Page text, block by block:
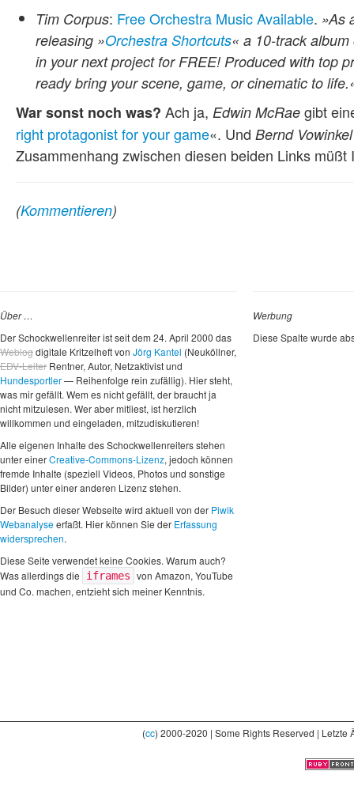
Tim Corpus: Free Orchestra Music Available. »As
releasing »Orchestra Shortcuts« a 10-track
in your next project for FREE! Produced with top
ready bring your scene, game, or cinematic to
War sonst noch was? Ach ja, Edwin McRae gibt
right protagonist for your game«. Und Bernd Vowinkel
Zusammenhang zwischen diesen beiden Links
(Kommentieren)
Über …
Der Schockwellenreiter ist seit dem 24. April 2000 das
Weblogdigitale Kritzelheft von Jörg Kantel (Neuköllner,
EDV-Leiter Rentner, Autor, Netzaktivist und
Hundesportler— Reihenfolge rein zufällig). Hier steht,
was mir gefällt. Wem es nicht gefällt, der braucht ja
nicht mitzulesen. Wer aber mitliest, ist herzlich
willkommen und eingeladen, mitzudiskutieren!
Alle eigenen Inhalte des Schockwellenreiters stehen
unter einerCreative-Commons-Lizenz, jedoch können
fremde Inhalte (speziell Videos, Photos und sonstige
Bilder) unter einer anderen Lizenz stehen.
Der Besuch dieser Webseite wird aktuell von der Piwik
Webanalyseerfaßt. Hier können Sie der Erfassung
widersprechen.
Diese Seite verwendet keine Cookies. Warum auch?
Was allerdings die
iframes von Amazon, YouTube
und Co. machen, entzieht sich meiner Kenntnis.
Werbung
Diese Spalte wurde
(cc) 2000-2020 | Some Rights Reserved |